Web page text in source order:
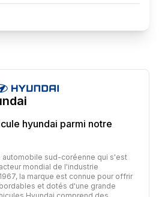
hyundai parmi notre
automobile sud-coréenne qui s'est
mondial de l'industrie
la marque est connue pour offrir
et dotés d'une grande